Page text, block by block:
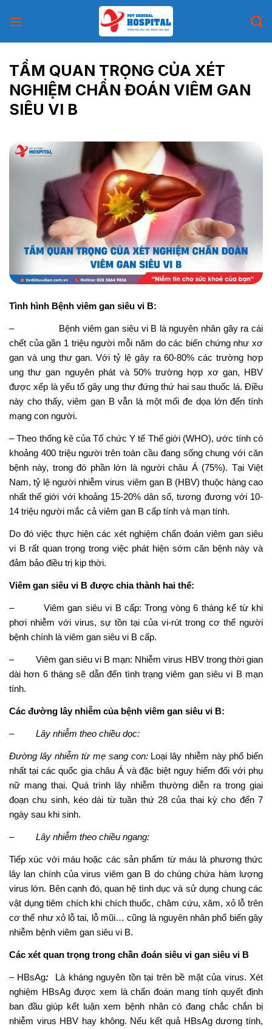
TẦM QUAN TRỌNG CỦA XÉT
NGHIỆM CHẨN ĐOÁN VIÊM GAN
SIÊU VI B
Tình hình Bệnh viêm gan siêu vi B:
– Bệnh viêm gan siêu vi B là nguyên nhân gây ra cái
chết của gần 1 triệu người mỗi năm do các biến chứng như xơ
gan và ung thư gan. Với tỷ lệ gây ra 60-80% các trường hợp
ung thư gan nguyên phát và 50% trường hợp xơ gan, HBV
được xếp là yếu tố gây ung thư đứng thứ hai sau thuốc lá. Điều
này cho thấy, viêm gan B vẫn là một mối đe dọa lớn đến tính
mạng con người.
– Theo thống kê của Tổ chức Y tế Thế giới (WHO), ước tính có
khoảng 400 triệu người trên toàn cầu đang sống chung với căn
bệnh này, trong đó phần lớn là người châu Á (75%). Tại Việt
Nam, tỷ lệ người nhiễm virus viêm gan B (HBV) thuộc hàng cao
nhất thế giới với khoảng 15-20% dân số, tương đương với 10-
14 triệu người mắc cả viêm gan B cấp tính và mạn tính.
Do đó việc thực hiện các xét nghiệm chẩn đoán viêm gan siêu
vi B rất quan trọng trong việc phát hiện sớm căn bệnh này và
đảm bảo điều trị kịp thời.
Viêm gan siêu vi B được chia thành hai thể:
– Viêm gan siêu vi B cấp: Trong vòng 6 tháng kể từ khi
phơi nhiễm với virus, sự tồn tại của vi-rút trong cơ thể người
bệnh chính là viêm gan siêu vi B cấp.
– Viêm gan siêu vi B mạn: Nhiễm virus HBV trong thời gian
dài hơn 6 tháng sẽ dẫn đến tình trạng viêm gan siêu vi B mạn
tính.
Các đường lây nhiễm của bệnh viêm gan siêu vi B:
– Lây nhiễm theo chiều dọc:
Đường lây nhiễm từ mẹ sang con: Loại lây nhiễm này phổ biến
nhất tại các quốc gia châu Á và đặc biệt nguy hiểm đối với phụ
nữ mang thai. Quá trình lây nhiễm thường diễn ra trong giai
đoạn chu sinh, kéo dài từ tuần thứ 28 của thai kỳ cho đến 7
ngày sau khi sinh.
– Lây nhiễm theo chiều ngang:
Tiếp xúc với máu hoặc các sản phẩm từ máu là phương thức
lây lan chính của virus viêm gan B do chúng chứa hàm lượng
virus lớn. Bên cạnh đó, quan hệ tình dục và sử dụng chung các
vật dụng tiêm chích khi chích thuốc, châm cứu, xăm, xỏ lỗ trên
cơ thể như xỏ lỗ tai, lỗ mũi… cũng là nguyên nhân phổ biến gây
nhiễm bệnh viêm gan siêu vi B.
Các xét quan trọng trong chần đoán siêu vi gan siêu vi B
– HBsAg: Là kháng nguyên tồn tại trên bề mặt của virus. Xét
nghiệm HBsAg được xem là chẩn đoán mang tính quyết định
ban đầu giúp kết luận xem bệnh nhân có đang chắc chắn bị
nhiễm virus HBV hay không. Nếu kết quả HBsAg dương tính,